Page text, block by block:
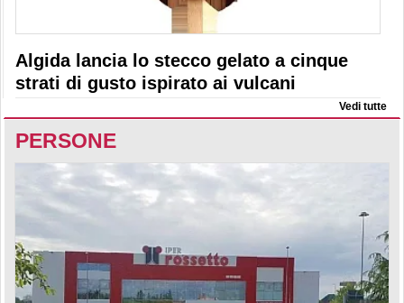
Algida lancia lo stecco gelato a cinque
strati di gusto ispirato ai vulcani
Vedi tutte
PERSONE